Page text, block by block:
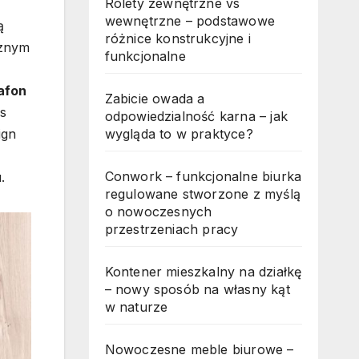
Rolety zewnętrzne vs
wewnętrzne – podstawowe
różnice konstrukcyjne i
funkcjonalne
Zabicie owada a
odpowiedzialność karna – jak
wygląda to w praktyce?
Conwork – funkcjonalne biurka
regulowane stworzone z myślą
o nowoczesnych
przestrzeniach pracy
Kontener mieszkalny na działkę
– nowy sposób na własny kąt
w naturze
Nowoczesne meble biurowe –